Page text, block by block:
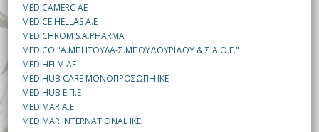
MEDICAMERC AE
MEDICE HELLAS A.E
MEDICHROM S.A.PHARMA
MEDICO "Α.ΜΠΗΤΟΥΛΑ-Σ.ΜΠΟΥΔΟΥΡΙΔΟΥ & ΣΙΑ Ο.Ε."
MEDIHELM AE
MEDIHUB CARE ΜΟΝΟΠΡΟΣΩΠΗ ΙΚΕ
MEDIHUB Ε.Π.Ε
MEDIMAR A.E
MEDIMAR INTERNATIONAL IKE